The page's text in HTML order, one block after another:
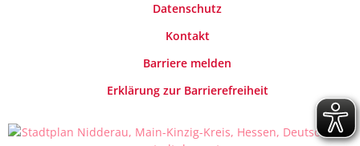
Datenschutz
Kontakt
Barriere melden
Erklärung zur Barrierefreiheit